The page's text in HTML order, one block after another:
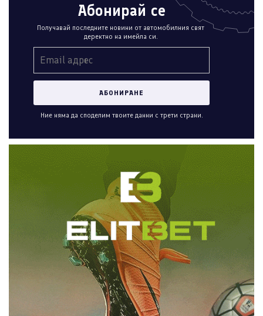
Абонирай се
Получавай последните новини от автомобилния свят
деректно на имейла си.
Ние няма да споделим твоите данни с трети страни.